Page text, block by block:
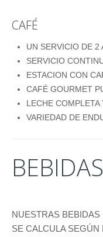
CAFÉ
UN SERVICIO DE 2
SERVICIO
ESTACION CON
CAFÉ GOURMET
LECHE COMPLETA
VARIEDAD DE
BEBIDAS
NUESTRAS
SE CALCULA SEGÚN